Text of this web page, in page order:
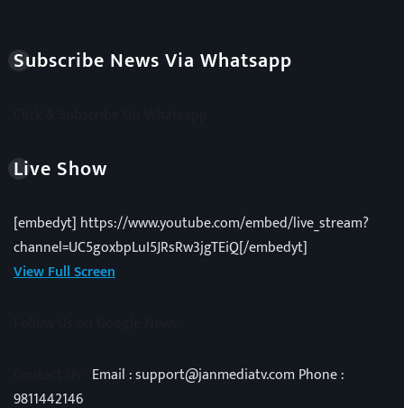
Subscribe News Via Whatsapp
Live Show
[embedyt] https://www.youtube.com/embed/live_stream?
channel=UC5goxbpLuI5JRsRw3jgTEiQ[/embedyt]
View Full Screen
Email : support@janmediatv.com Phone :
9811442146